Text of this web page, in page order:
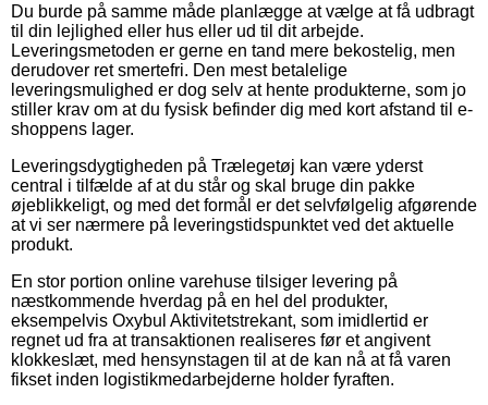
Du burde på samme måde planlægge at vælge at få udbragt
til din lejlighed eller hus eller ud til dit arbejde.
Leveringsmetoden er gerne en tand mere bekostelig, men
derudover ret smertefri. Den mest betalelige
leveringsmulighed er dog selv at hente produkterne, som jo
stiller krav om at du fysisk befinder dig med kort afstand til e-
shoppens lager.
Leveringsdygtigheden på Trælegetøj kan være yderst
central i tilfælde af at du står og skal bruge din pakke
øjeblikkeligt, og med det formål er det selvfølgelig afgørende
at vi ser nærmere på leveringstidspunktet ved det aktuelle
produkt.
En stor portion online varehuse tilsiger levering på
næstkommende hverdag på en hel del produkter,
eksempelvis Oxybul Aktivitetstrekant, som imidlertid er
regnet ud fra at transaktionen realiseres før et angivent
klokkeslæt, med hensynstagen til at de kan nå at få varen
fikset inden logistikmedarbejderne holder fyraften.